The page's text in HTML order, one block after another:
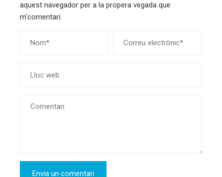
aquest navegador per a la propera vegada que
m'comentari.